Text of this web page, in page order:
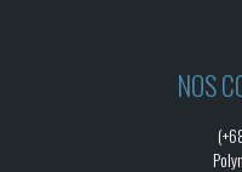
NOS